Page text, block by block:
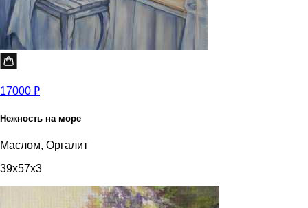
17000 ₽
Нежность на море
Маслом, Оргалит
39x57x3